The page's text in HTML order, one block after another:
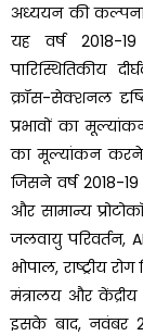
अध्ययन की कल्पना
यह वर्ष 2018-
पारिस्थितिकीय
क्रॉस-सेक्शनल
प्रभावों का
का मूल्यांकन करने
जिसने वर्ष 2018-
और सामान्य
जलवायु परिवर्तन,
भोपाल, राष्ट्रीय
मंत्रालय और केंद्रीय
इसके बाद, नवंबर